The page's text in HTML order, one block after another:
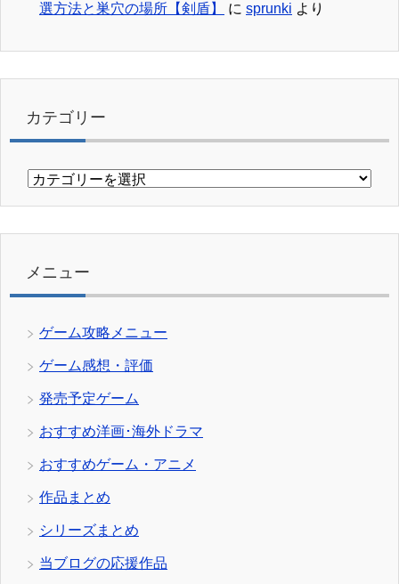
選方法と巣穴の場所【剣盾】
に sprunki より
カテゴリー
カ
リ
メニュー
ゲーム攻略メニュー
ゲーム感想・評価
発売予定ゲーム
おすすめ洋画･海外ドラマ
おすすめゲーム・アニメ
作品まとめ
シリーズまとめ
当ブログの応援作品